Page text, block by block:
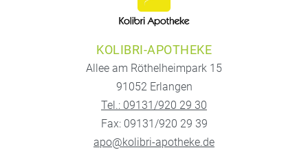
KOLIBRI-APOTHEKE
Allee am Röthelheimpark 15
91052 Erlangen
Tel.: 09131/920 29 30
Fax: 09131/920 29 39
apo@kolibri-apotheke.de